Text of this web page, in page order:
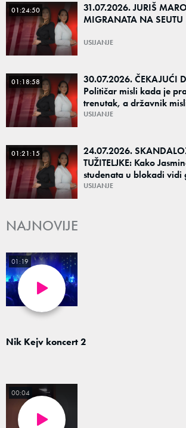
01:24:50
31.07.2026. JURIŠ
MIGRANATA NA SEUTU
USIJANJE
01:18:58
30.07.2026. ČEKAJUĆI
Političar misli kada je
trenutak, a državnik
generaciji
USIJANJE
01:21:15
24.07.2026.
TUŽITELJKE: Kako
studenata u blokadi vidi
budućnost Srbije ako
USIJANJE
NAJNOVIJE
Nik Kejv koncert 2
01:19
00:04